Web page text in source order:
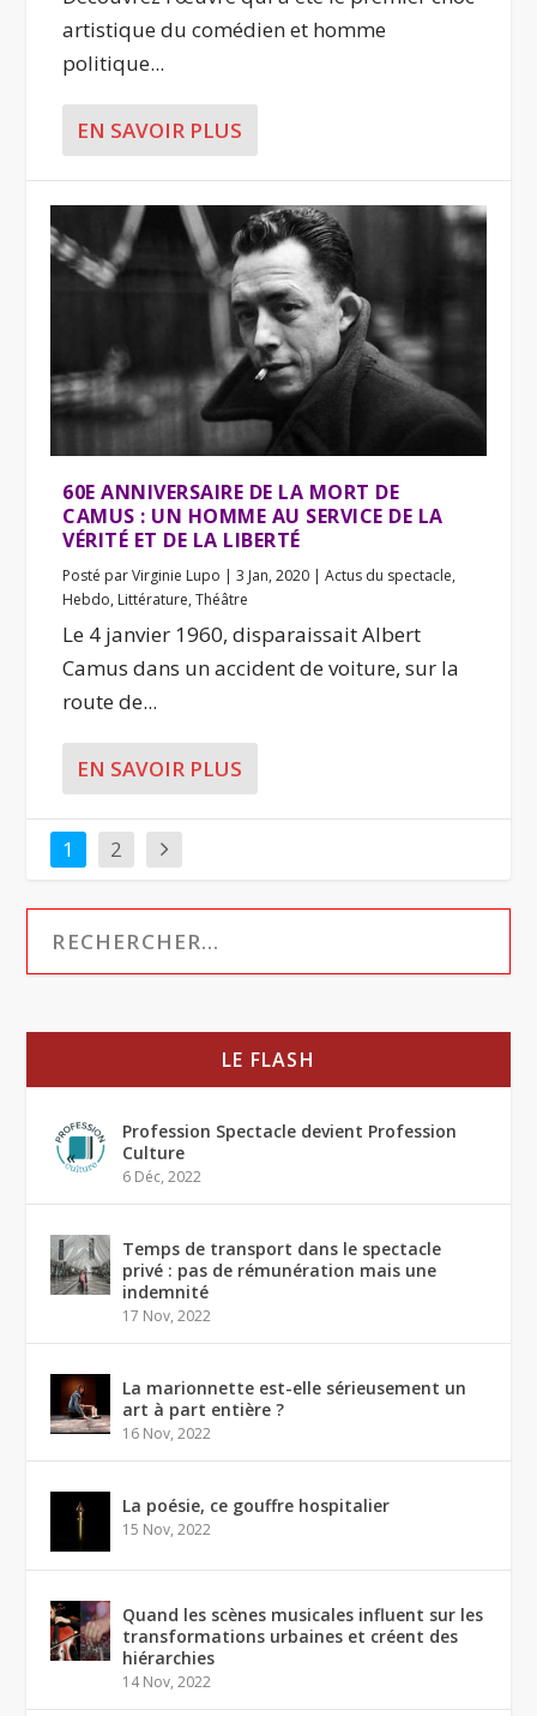
artistique du comédien et homme
politique...
EN SAVOIR PLUS
60E ANNIVERSAIRE DE LA MORT DE
CAMUS : UN HOMME AU SERVICE DE LA
VÉRITÉ ET DE LA LIBERTÉ
Posté parVirginie Lupo |3 Jan, 2020 |Actus du spectacle,
Hebdo, Littérature,Théâtre
Le 4 janvier 1960, disparaissait Albert
Camus dans un accident de voiture, sur la
route de...
EN SAVOIR PLUS
1 2
LE FLASH
Profession Spectacle devient Profession
Culture
6 Déc, 2022
Temps de transport dans le spectacle
privé : pas de rémunération mais une
indemnité
17 Nov, 2022
La marionnette est-elle sérieusement un
art à part entière ?
16 Nov, 2022
La poésie, ce gouffre hospitalier
15 Nov, 2022
Quand les scènes musicales influent sur les
transformations urbaines et créent des
hiérarchies
14 Nov, 2022